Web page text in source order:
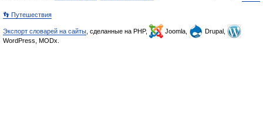
👣 Путешествия
Экспорт словарей на сайты , сделанные на PHP, Joomla,
Drupal,
WordPress, MODx.